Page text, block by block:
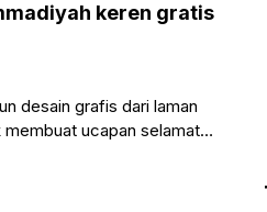
keren gratis
desain grafis dari laman
ucapan selamat